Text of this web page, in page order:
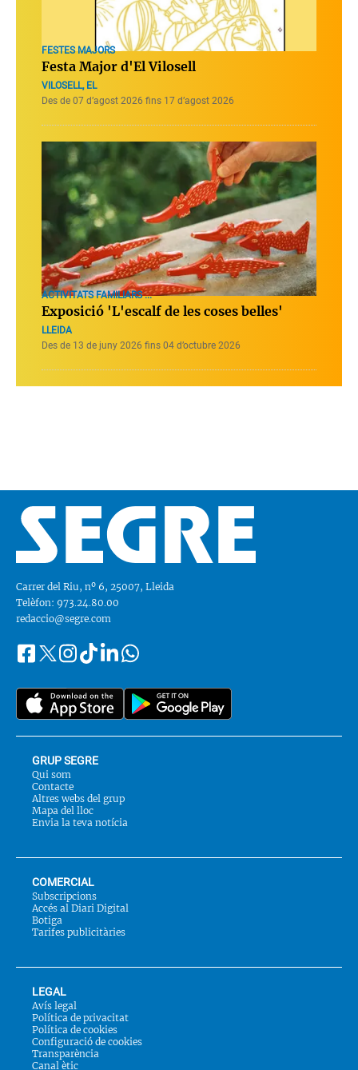
FESTES MAJORS
Festa Major d'El Vilosell
VILOSELL, EL
Des de 07 d’agost 2026 fins 17 d’agost 2026
ACTIVITATS FAMILIARS ...
Exposició 'L'escalf de les coses belles'
LLEIDA
Des de 13 de juny 2026 fins 04 d’octubre 2026
Carrer del Riu, nº 6, 25007, Lleida
Telèfon: 973.24.80.00
redaccio@segre.com
Segueix-
a::
FacebookInstagram
TiktokLinkedinWhatsapp
GRUP SEGRE
Qui som
Contacte
Altres webs del grup
Mapa del lloc
Envia la teva notícia
COMERCIAL
Subscripcions
Accés al Diari Digital
Botiga
Tarifes publicitàries
LEGAL
Avís legal
Política de privacitat
Política de cookies
Configuració de cookies
Transparència
Canal ètic